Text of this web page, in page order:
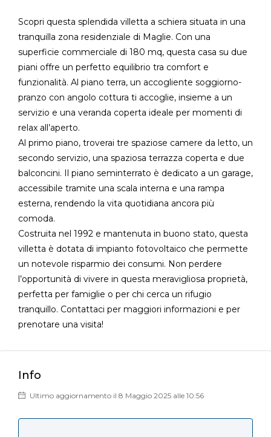
Scopri questa splendida villetta a schiera situata in una
tranquilla zona residenziale di Maglie. Con una
superficie commerciale di 180 mq, questa casa su due
piani offre un perfetto equilibrio tra comfort e
funzionalità. Al piano terra, un accogliente soggiorno-
pranzo con angolo cottura ti accoglie, insieme a un
servizio e una veranda coperta ideale per momenti di
relax all’aperto.
Al primo piano, troverai tre spaziose camere da letto, un
secondo servizio, una spaziosa terrazza coperta e due
balconcini. Il piano seminterrato è dedicato a un garage,
accessibile tramite una scala interna e una rampa
esterna, rendendo la vita quotidiana ancora più
comoda.
Costruita nel 1992 e mantenuta in buono stato, questa
villetta è dotata di impianto fotovoltaico che permette
un notevole risparmio dei consumi. Non perdere
l’opportunità di vivere in questa meravigliosa proprietà,
perfetta per famiglie o per chi cerca un rifugio
tranquillo. Contattaci per maggiori informazioni e per
prenotare una visita!
Info
Ultimo aggiornamento il 8 Maggio 2025 alle 10:56